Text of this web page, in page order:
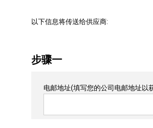
以下信息将传送给供应商:
步骤一
电邮地址(填写您的公司电邮地址以